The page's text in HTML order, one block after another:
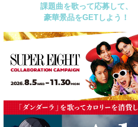
課題曲を歌って応募して、
豪華景品をGETしよう！